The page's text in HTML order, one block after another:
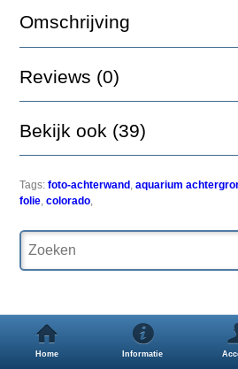
Achterwand
x
Een
simpele
zeer
effectieve
uitstraling
Omschrijving
Reviews (0)
Bekijk ook (39)
Tags: foto-achterwand ,aquarium
folie,colorado,
Home Informatie